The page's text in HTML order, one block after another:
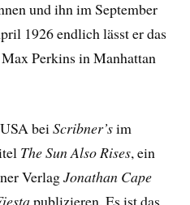
und ihn im September
1926 endlich lässt er das
Perkins in Manhattan
beiScribner’sim
The Sun Also Rises, ein
VerlagJonathan Cape
publizieren. Es ist das